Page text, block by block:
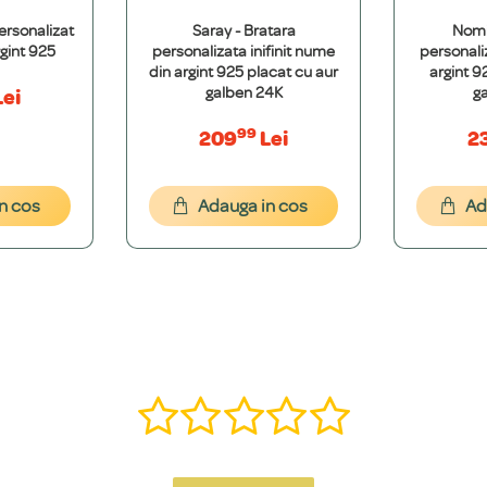
hipoalergenice și nu conțin metale grele. Folosim argint de puritate
dorești. Îți vom oferi o simulare grafică gratuită pentru a ne asigura că
la care se adaugă timpul de livrare.
925
cos
Saray - Bratara
personalizata inifinit nume
din argint 925 placat cu aur
galben 24K
20999Lei
Adauga in cos
argint